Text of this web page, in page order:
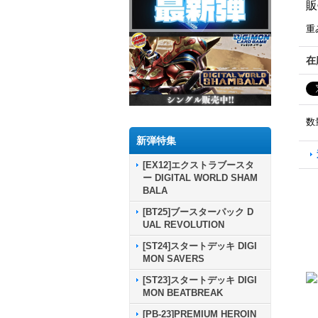
新弾特集
[EX12]エクストラブースタ
ー DIGITAL WORLD SHAM
BALA
[BT25]ブースターパック D
UAL REVOLUTION
[ST24]スタートデッキ DIGI
MON SAVERS
[ST23]スタートデッキ DIGI
MON BEATBREAK
[PB-23]PREMIUM HEROIN
重
在
数